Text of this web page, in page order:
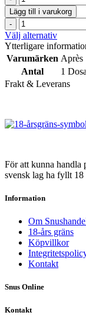
väljas
Cola
Hyper
Strong
#5
mängd
Lägg till i varukorg
Après
Cola
Hyper
Strong
#5
mängd
Välj alternativDen
här
har
flera
varianter.
kan
Ytterligare
Varumärken Après
Antal
1 Dosa
Frakt & Leverans
För att kunna handla
svensk lag ha fyllt 18
Information
Om
18-års gräns
Köpvillkor
Kontakt
Snus Online
Kontakt